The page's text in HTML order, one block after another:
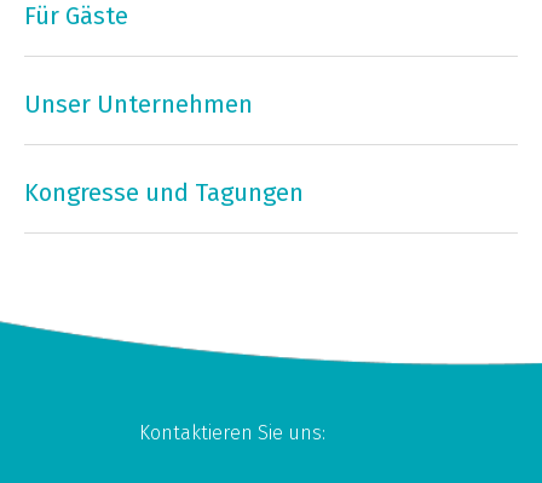
Für Gäste
Unser Unternehmen
Kongresse und Tagungen
Kontaktieren Sie uns: